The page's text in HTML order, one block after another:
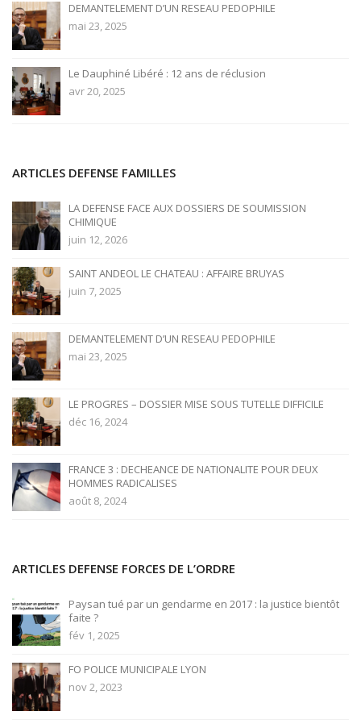
DEMANTELEMENT D’UN RESEAU PEDOPHILE
mai 23, 2025
Le Dauphiné Libéré : 12 ans de réclusion
avr 20, 2025
ARTICLES DEFENSE FAMILLES
LA DEFENSE FACE AUX DOSSIERS DE SOUMISSION
CHIMIQUE
juin 12, 2026
SAINT ANDEOL LE CHATEAU : AFFAIRE BRUYAS
juin 7, 2025
DEMANTELEMENT D’UN RESEAU PEDOPHILE
mai 23, 2025
LE PROGRES – DOSSIER MISE SOUS TUTELLE DIFFICILE
déc 16, 2024
FRANCE 3 : DECHEANCE DE NATIONALITE POUR DEUX
HOMMES RADICALISES
août 8, 2024
ARTICLES DEFENSE FORCES DE L’ORDRE
Paysan tué par un gendarme en 2017 : la justice bientôt
faite ?
fév 1, 2025
FO POLICE MUNICIPALE LYON
nov 2, 2023